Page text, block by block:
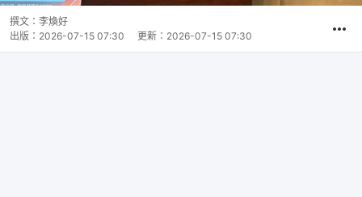
撰文： 李煥好
出版： 2026-07-15 07:30 更新： 2026-07-15 07:30